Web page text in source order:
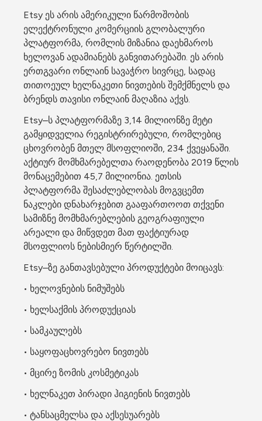
Etsy ეს არის ამერიკული წარმოშობის
ელექტრონული კომერციის გლობალური
პლატფორმა, რომლის მიზანია დაეხმაროს
ხელოვან ადამიანებს განვითარებაში. ეს არის
ერთგვარი ონლაინ სავაჭრო სივრცე, სადაც
თითოეულ ხელნაკეთი ნივთების შემქმნელს და
ბრენდს თავისი ონლაინ მაღაზია აქვს.
Etsy–ს პლატფორმაზე 3,14 მილიონზე მეტი
გამყიდველია რეგისტრირებული, რომლებიც
ცხოვრობენ მთელ მსოფლიოში, 234 ქვეყანაში.
აქტიურ მომხმარებელთა რაოდენობა 2019 წლის
მონაცემებით 45,7 მილიონია. ეთსის
პლატფორმა შესაძლებლობას მოგვცემთ
ნაკლები დნახარჯებით გააფართოოთ თქვენი
სამიზნე მომხმარებლების გეოგრაფიული
არეალი და მიწვდეთ მათ ფაქტიურად
მსოფლიოს ნებისმიერ წერტილში.
Etsy–ზე განთავსებული პროდუქტები მოიცავს:
• ხელოვნების ნიმუშებს
• ხელსაქმის პროდუქციას
• სამკაულებს
• საყოფაცხოვრებო ნივთებს
• მცირე ზომის კოსმეტიკას
• ხელნაკეთ პირადი ჰიგიენის ნივთებს
• ტანსაცმელსა და აქსესუარებს